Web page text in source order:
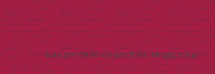
Buka jam 09.00 s/d jam 16.00 , Minggu tutup